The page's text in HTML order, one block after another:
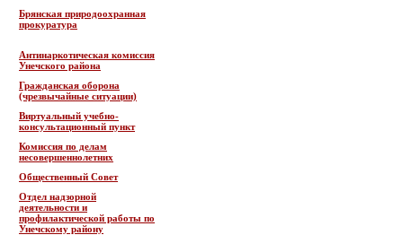
Брянская природоохранная
прокуратура
Антинаркотическая комиссия
Унечского района
Гражданская оборона
(чрезвычайные ситуации)
Виртуальный учебно-
консультационный пункт
Комиссия по делам
несовершеннолетних
Общественный Совет
Отдел надзорной
деятельности и
профилактической работы по
Унечскому району